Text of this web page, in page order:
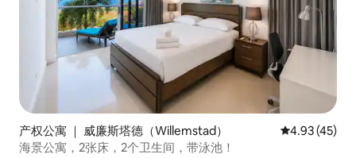
产权公寓 ｜ 威廉斯塔德（Willemstad） 平均评分
4.93 (45)
海景公寓，2张床，2个卫生间，带泳池！